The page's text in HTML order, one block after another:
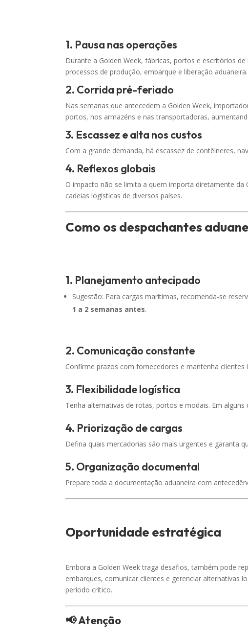
1. Pausa nas operações
Durante a Golden Week, fábricas, portos e escritórios
processos de produção, embarque e liberação aduaneira.
2. Corrida pré-feriado
Nas semanas que antecedem a Golden Week,
portos, nos armazéns e nas transportadoras,
3. Escassez e alta nos custos
Com a grande demanda, há escassez de contêineres,
4. Reflexos globais
O impacto não se limita a quem importa diretamente
cadeias logísticas de diversos países.
Como os despachantes
1. Planejamento antecipado
Sugestão: Para cargas marítimas, recomenda-se
1 a 2 semanas antes.
2. Comunicação constante
Confirme prazos com fornecedores e mantenha
3. Flexibilidade logística
Tenha alternativas de rotas, portos e modais. Em
4. Priorização de cargas
Defina quais mercadorias são mais urgentes e garanta
5. Organização documental
Prepare toda a documentação aduaneira com
Oportunidade estratégica
Embora a Golden Week traga desafios, também pode
embarques, comunicar clientes e gerenciar alternativas
período crítico.
📢Atenção